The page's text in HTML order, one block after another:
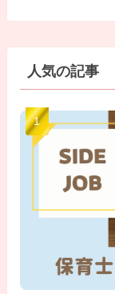
人気の記事